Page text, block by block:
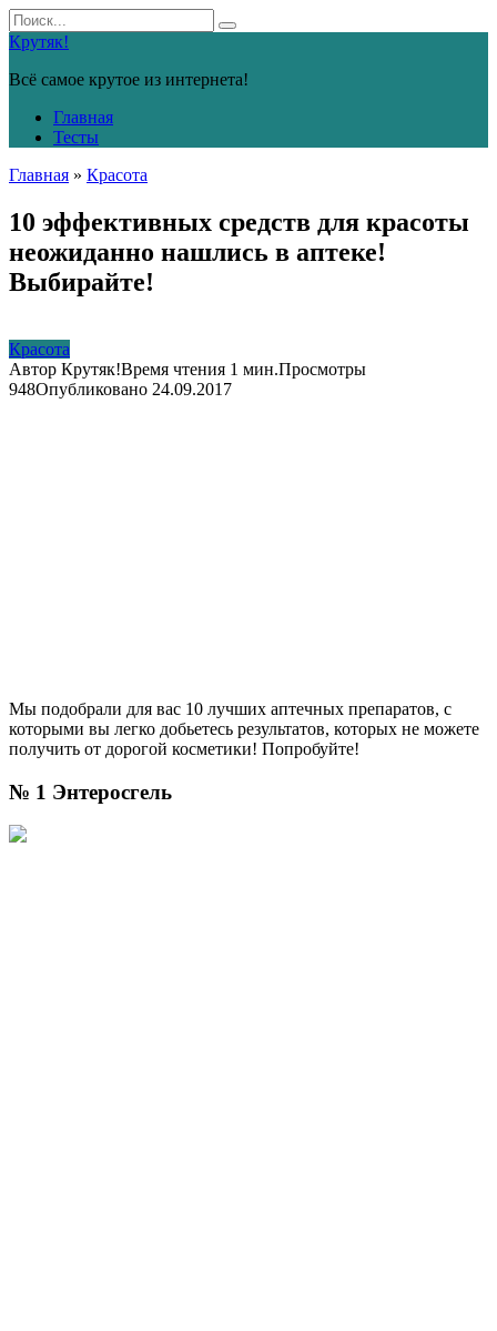
Перейти
к
контенту
Search
for:
Крутяк!
Всё самое крутое из интернета!
Главная
Тесты
Главная » Красота
10 эффективных средств для красоты
неожиданно нашлись в аптеке!
Выбирайте!
Красота
Автор Крутяк!Время чтения 1 мин.Просмотры
948Опубликовано 24.09.2017
Мы подобрали для вас 10 лучших аптечных препаратов, с
которыми вы легко добьетесь результатов, которых не можете
получить от дорогой косметики! Попробуйте!
№ 1 Энтеросгель